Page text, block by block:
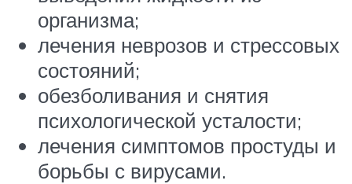
организма;
лечения неврозов и стрессовых
состояний;
обезболивания и снятия
психологической усталости;
лечения симптомов простуды и
борьбы с вирусами.